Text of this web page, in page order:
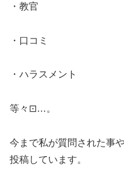
・教官
・口コミ
・ハラスメント
等々⊡…。
今まで私が質問された事
投稿しています。